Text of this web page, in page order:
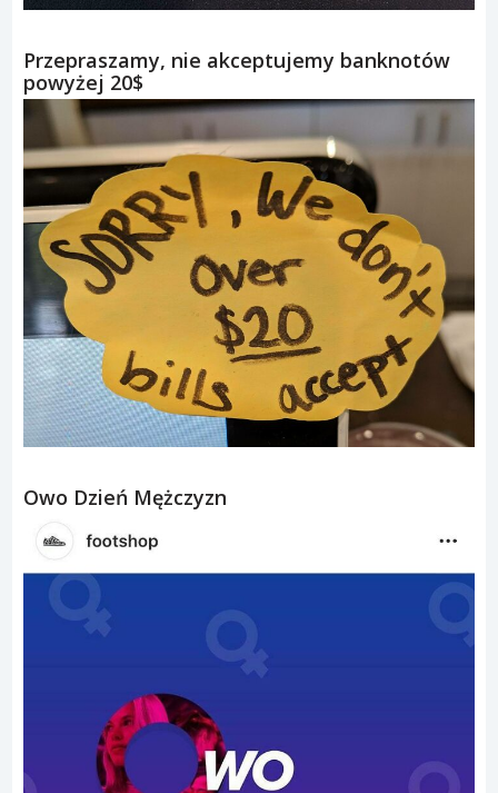
Przepraszamy, nie akceptujemy banknotów
powyżej 20$
Owo Dzień Mężczyzn